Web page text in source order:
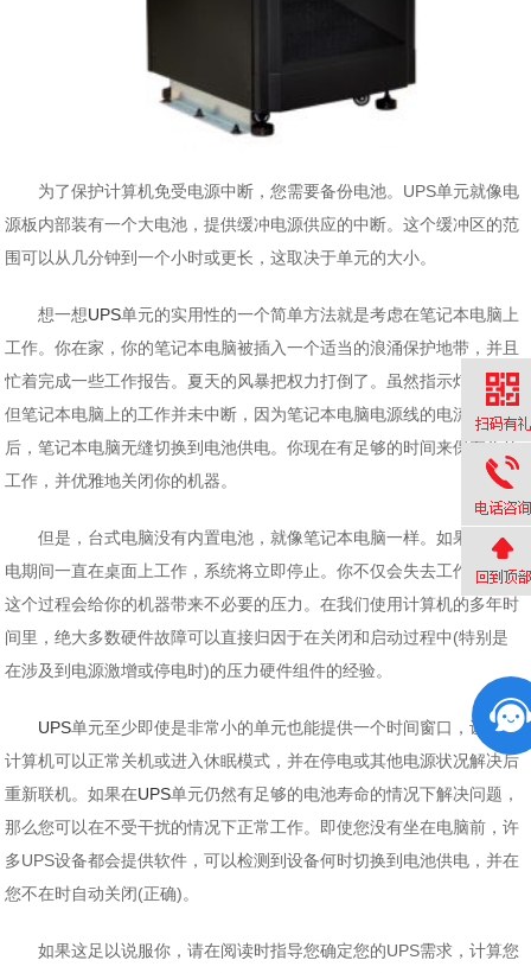
为了保护计算机免受电源中断，您需要备份电池。UPS单元就像电
源板内部装有一个大电池，提供缓冲电源供应的中断。这个缓冲区的范
围可以从几分钟到一个小时或更长，这取决于单元的大小。
想一想UPS单元的实用性的一个简单方法就是考虑在笔记本电脑上
工作。你在家，你的笔记本电脑被插入一个适当的浪涌保护地带，并且
忙着完成一些工作报告。夏天的风暴把权力打倒了。虽然指示灯熄灭，
但笔记本电脑上的工作并未中断，因为笔记本电脑电源线的电流消失
后，笔记本电脑无缝切换到电池供电。你现在有足够的时间来保存你的
工作，并优雅地关闭你的机器。
但是，台式电脑没有内置电池，就像笔记本电脑一样。如果您在停
电期间一直在桌面上工作，系统将立即停止。你不仅会失去工作，而且
这个过程会给你的机器带来不必要的压力。在我们使用计算机的多年时
间里，绝大多数硬件故障可以直接归因于在关闭和启动过程中(特别是
在涉及到电源激增或停电时)的压力硬件组件的经验。
UPS单元至少即使是非常小的单元也能提供一个时间窗口，让您的
计算机可以正常关机或进入休眠模式，并在停电或其他电源状况解决后
重新联机。如果在UPS单元仍然有足够的电池寿命的情况下解决问题，
那么您可以在不受干扰的情况下正常工作。即使您没有坐在电脑前，许
多UPS设备都会提供软件，可以检测到设备何时切换到电池供电，并在
您不在时自动关闭(正确)。
如果这足以说服你，请在阅读时指导您确定您的UPS需求，计算您